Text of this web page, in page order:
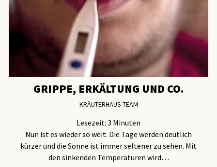
GRIPPE, ERKÄLTUNG UND CO.
KRÄUTERHAUS TEAM
Lesezeit: 3 Minuten
Nun ist es wieder so weit. Die Tage werden deutlich
kürzer und die Sonne ist immer seltener zu sehen. Mit
den sinkenden Temperaturen wird…